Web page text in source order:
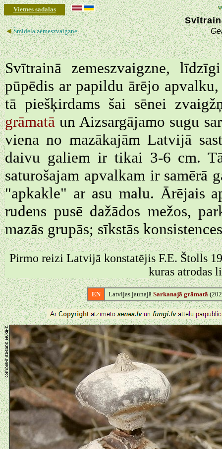
Vietnes sadaļas
◄Šmidela zemeszvaigzne
Svītrainā zemeszvaigzne,
pūpēdis ar papildu ārējo
tā piešķirdams šai sēnei
grāmatā un Aizsargājamo sugu
viena no mazākajām Latvijā
daivu galiem ir tikai 3-6 cm.
saturošajam apvalkam ir samērā
"apkakle" ar asu malu. Ārējais
rudens pusē dažādos mežos,
mazās grupās; sīkstās
Pirmo reizi Latvijā konstatējis F.E. Štolls
kuras atrodas
EN Latvijas jaunajā Sarkanajā grāmatā